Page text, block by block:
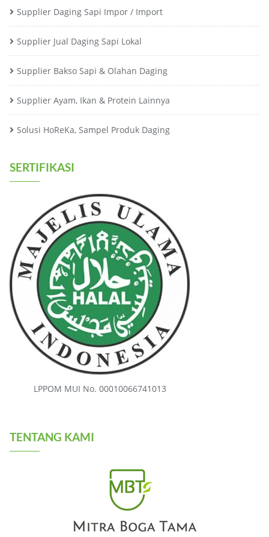
Supplier Daging Sapi Impor / Import
Supplier Jual Daging Sapi Lokal
Supplier Bakso Sapi & Olahan Daging
Supplier Ayam, Ikan & Protein Lainnya
Solusi HoReKa, Sampel Produk Daging
SERTIFIKASI
LPPOM MUI No. 00010066741013
TENTANG KAMI